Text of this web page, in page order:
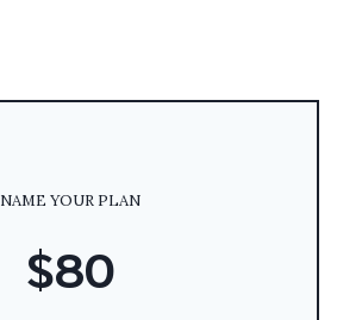
NAME YOUR PLAN
$80